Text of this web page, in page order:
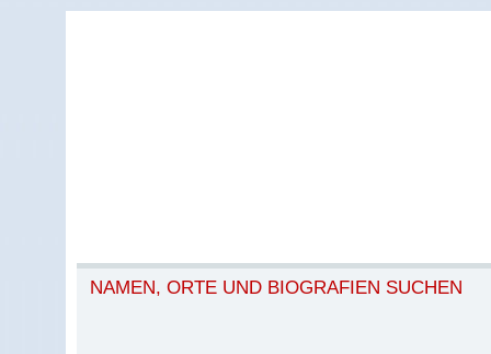
NAMEN, ORTE UND BIOGRAFIEN SUCHEN